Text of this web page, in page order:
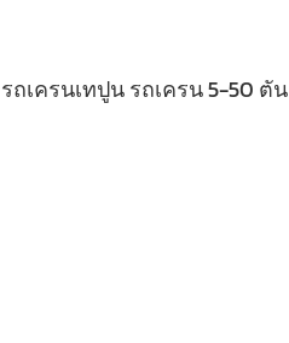
ถเครนเทปูน รถเครน 5-50 ตัน